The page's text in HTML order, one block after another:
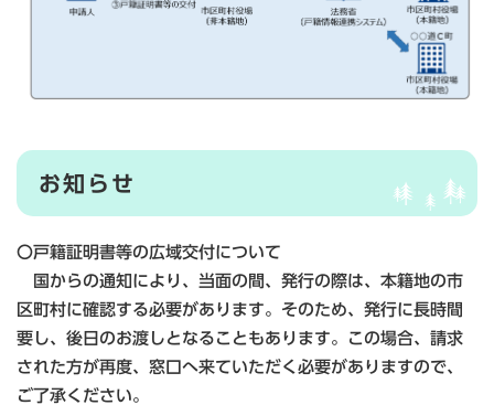
お知らせ
〇戸籍証明書等の広域交付について
国からの通知により、当面の間、発行の際は、本籍地の市
区町村に確認する必要があります。そのため、発行に長時間
要し、後日のお渡しとなることもあります。この場合、請求
された方が再度、窓口へ来ていただく必要がありますので、
ご了承ください。